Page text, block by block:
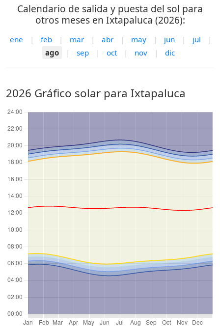
Calendario de salida y puesta del sol para
otros meses en Ixtapaluca (2026):
ene | feb | mar | abr | may | jun | jul
|
ago
| sep | oct | nov | dic
2026 Gráfico solar para Ixtapaluca